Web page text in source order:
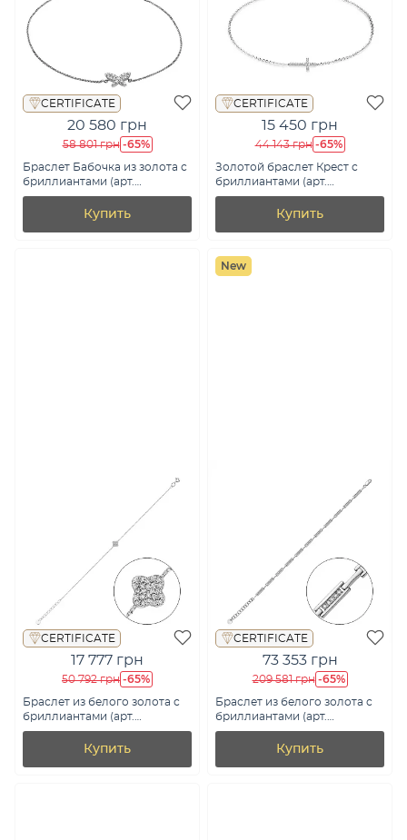
CERTIFICATE
20 580 грн
58 801 грн -65%
Браслет Бабочка из золота с
бриллиантами (арт.
Б341208005б)
Купить
CERTIFICATE
15 450 грн
44 143 грн -65%
Золотой браслет Крест с
бриллиантами (арт.
Б341363005б)
Купить
CERTIFICATE
17 777 грн
50 792 грн -65%
Браслет из белого золота с
бриллиантами (арт.
Б011509010б)
Купить
New
CERTIFICATE
73 353 грн
209 581 грн -65%
Браслет из белого золота с
бриллиантами (арт.
Б011570020б)
Купить